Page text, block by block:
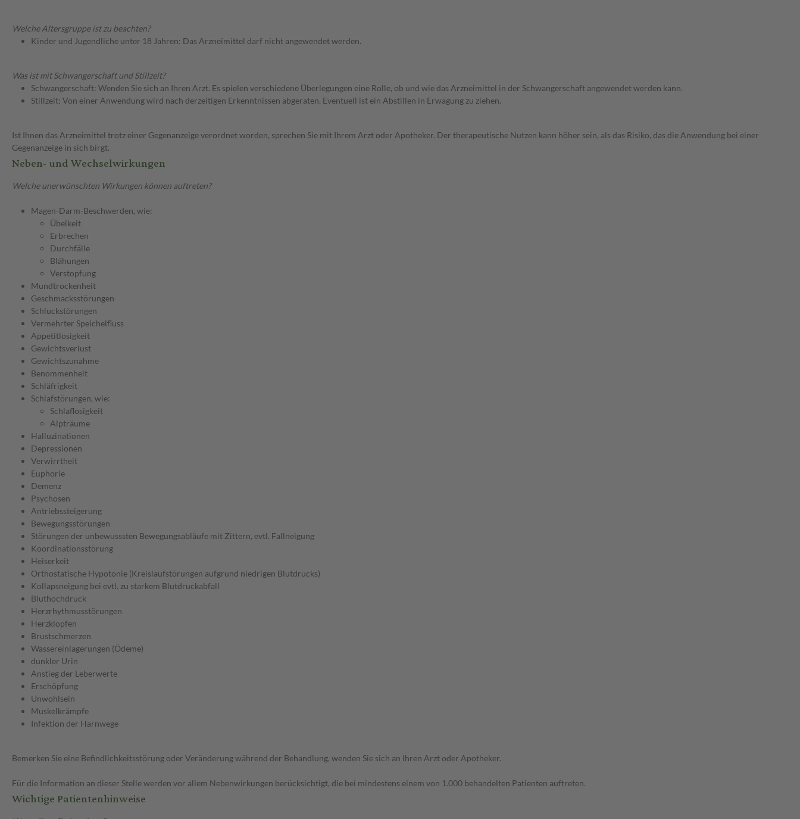
Welche Altersgruppe ist zu beachten?
Kinder und Jugendliche unter 18 Jahren: Das Arzneimittel darf nicht angewendet werden.
Was ist mit Schwangerschaft und Stillzeit?
Schwangerschaft: Wenden Sie sich an Ihren Arzt. Es spielen verschiedene Überlegungen eine Rolle, ob und wie das Arzneimittel in der Schwangerschaft angewendet werden kann.
Stillzeit: Von einer Anwendung wird nach derzeitigen Erkenntnissen abgeraten. Eventuell ist ein Abstillen in Erwägung zu ziehen.
Ist Ihnen das Arzneimittel trotz einer Gegenanzeige verordnet worden, sprechen Sie mit Ihrem Arzt oder Apotheker. Der therapeutische Nutzen kann höher sein, als das Risiko, das die Anwendung bei einer
Gegenanzeige in sich birgt.
Neben- und Wechselwirkungen
Welche unerwünschten Wirkungen können auftreten?
Magen-Darm-Beschwerden, wie:
Übelkeit
Erbrechen
Durchfälle
Blähungen
Verstopfung
Mundtrockenheit
Geschmacksstörungen
Schluckstörungen
Vermehrter Speichelfluss
Appetitlosigkeit
Gewichtsverlust
Gewichtszunahme
Benommenheit
Schläfrigkeit
Schlafstörungen, wie:
Schlaflosigkeit
Alpträume
Halluzinationen
Depressionen
Verwirrtheit
Euphorie
Demenz
Psychosen
Antriebssteigerung
Bewegungsstörungen
Störungen der unbewusssten Bewegungsabläufe mit Zittern, evtl. Fallneigung
Koordinationsstörung
Heiserkeit
Orthostatische Hypotonie (Kreislaufstörungen aufgrund niedrigen Blutdrucks)
Kollapsneigung bei evtl. zu starkem Blutdruckabfall
Bluthochdruck
Herzrhythmusstörungen
Herzklopfen
Brustschmerzen
Wassereinlagerungen (Ödeme)
dunkler Urin
Anstieg der Leberwerte
Erschöpfung
Unwohlsein
Muskelkrämpfe
Infektion der Harnwege
Bemerken Sie eine Befindlichkeitsstörung oder Veränderung während der Behandlung, wenden Sie sich an Ihren Arzt oder Apotheker.
Für die Information an dieser Stelle werden vor allem Nebenwirkungen berücksichtigt, die bei mindestens einem von 1.000 behandelten Patienten auftreten.
Wichtige Patientenhinweise